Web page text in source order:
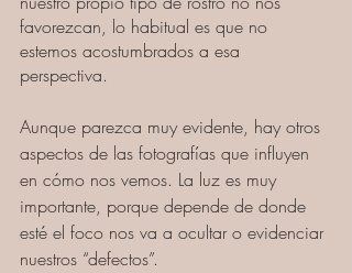
favorezcan, lo habitual es que no
estemos acostumbrados a esa
perspectiva.
Aunque parezca muy evidente, hay otros
aspectos de las fotografías que influyen
en cómo nos vemos. La luz es muy
importante, porque depende de donde
esté el foco nos va a ocultar o evidenciar
nuestros “defectos”.